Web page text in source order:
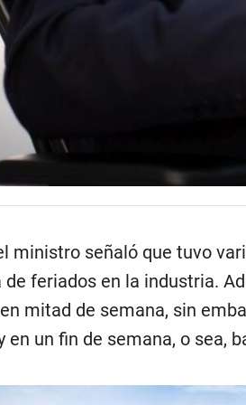
ministro señaló que tuvo
feriados en la industria.
mitad de semana, sin
en un fin de semana, o sea,